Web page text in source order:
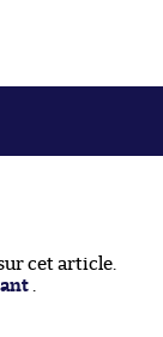
cet article.